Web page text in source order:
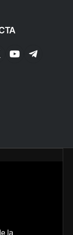
YouTubeTelegram